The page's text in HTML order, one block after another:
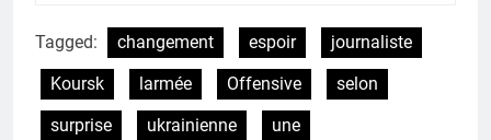
Tagged: changement espoir
journaliste
Koursk
larmée Offensive
selon
surprise
ukrainienne une